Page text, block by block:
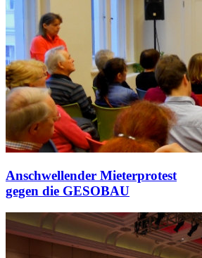
Anschwellender Mieterprotest
gegen die GESOBAU